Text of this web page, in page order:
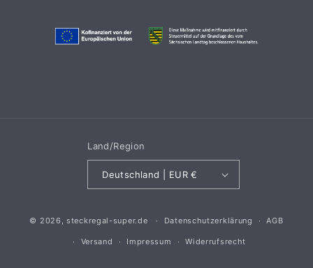
Land/Region
Deutschland | EUR €
© 2026, steckregal-super.de Datenschutzerklärung AGB
Versand Impressum Widerrufsrecht